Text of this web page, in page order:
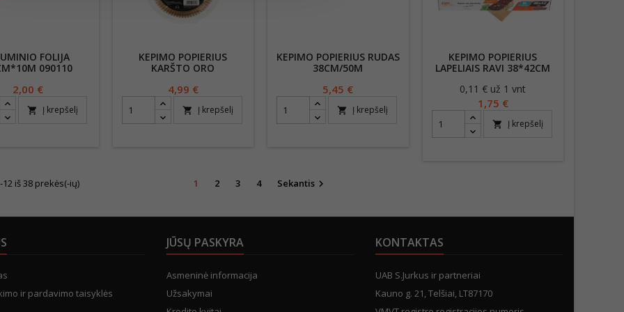
FOLIJA
090110
Kaina
2,00 €
shopping_cart Į krepšelį
KEPIMO POPIERIUS
KARŠTO ORO
SAANA 627971
Kaina
4,99 €
shopping_cart Į krepšelį
KEPIMO POPIERIUS RUDAS
38CM/50M
Kaina
5,45 €
shopping_cart Į krepšelį
KEPIMO POPIERIUS
LAPELIAIS RAVI 38*42CM
Kaina
0,11 € už 1 vnt
1,75 €
shopping_cart Į krepšelį
iš 38 prekės(-ių) 1 2 3 4 Sekantis 
ir pardavimo taisyklės
JŪSŲ PASKYRA
Asmeninė informacija
Užsakymai
KONTAKTAS
UAB S.Jurkus ir partneriai
Kauno g. 21, Telšiai, LT87170